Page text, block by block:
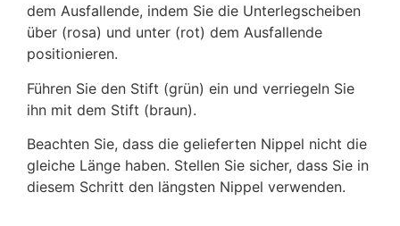
dem Ausfallende, indem Sie die Unterlegscheiben
über (rosa) und unter (rot) dem Ausfallende
positionieren.
Führen Sie den Stift (grün) ein und verriegeln Sie
ihn mit dem Stift (braun).
Beachten Sie, dass die gelieferten Nippel nicht die
gleiche Länge haben. Stellen Sie sicher, dass Sie in
diesem Schritt den längsten Nippel verwenden.